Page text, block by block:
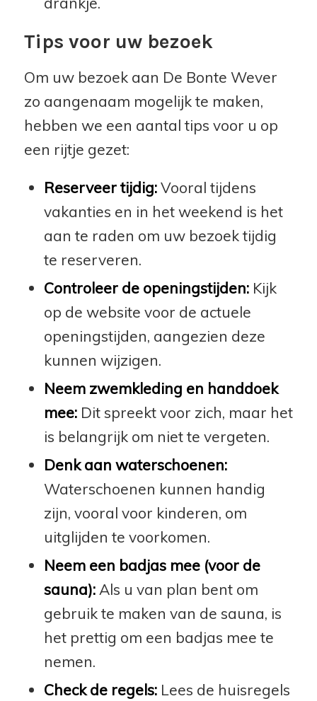
Tips voor uw bezoek
Om uw bezoek aan De Bonte Wever
zo aangenaam mogelijk te maken,
hebben we een aantal tips voor u op
een rijtje gezet:
Reserveer tijdig:Vooral tijdens
vakanties en in het weekend is het
aan te raden om uw bezoek tijdig
te reserveren.
Controleer de openingstijden:Kijk
op de website voor de actuele
openingstijden, aangezien deze
kunnen wijzigen.
Neem zwemkleding en handdoek
mee:Dit spreekt voor zich, maar het
is belangrijk om niet te vergeten.
Denk aan waterschoenen:
Waterschoenen kunnen handig
zijn, vooral voor kinderen, om
uitglijden te voorkomen.
Neem een badjas mee (voor de
sauna):Als u van plan bent om
gebruik te maken van de sauna, is
het prettig om een badjas mee te
nemen.
Check de regels:Lees de huisregels